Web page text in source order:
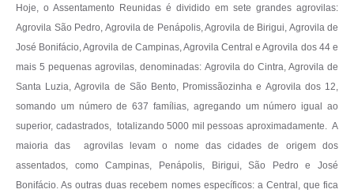
Hoje, o Assentamento Reunidas é dividido em sete grandes agrovilas:
Agrovila São Pedro, Agrovila de Penápolis, Agrovila de Birigui, Agrovila de
José Bonifácio, Agrovila de Campinas, Agrovila Central e Agrovila dos 44 e
mais 5 pequenas agrovilas, denominadas: Agrovila do Cintra, Agrovila de
Santa Luzia, Agrovila de São Bento, Promissãozinha e Agrovila dos 12,
somando um número de 637 famílias, agregando um número igual ao
superior, cadastrados, totalizando 5000 mil pessoas aproximadamente. A
maioria das agrovilas levam o nome das cidades de origem dos
assentados, como Campinas, Penápolis, Birigui, São Pedro e José
Bonifácio. As outras duas recebem nomes específicos: a Central, que fica